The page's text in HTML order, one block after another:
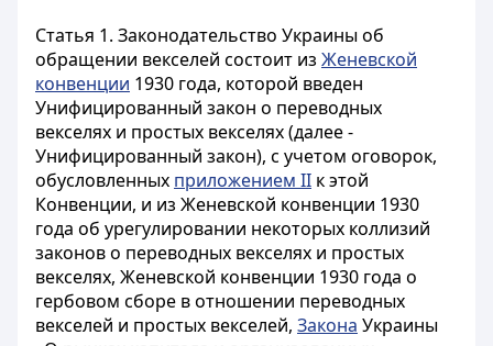
Статья 1. Законодательство Украины об
обращении векселей состоит из Женевской
конвенции 1930 года, которой введен
Унифицированный закон о переводных
векселях и простых векселях (далее -
Унифицированный закон), с учетом оговорок,
обусловленных приложением II к этой
Конвенции, и из Женевской конвенции 1930
года об урегулировании некоторых коллизий
законов о переводных векселях и простых
векселях, Женевской конвенции 1930 года о
гербовом сборе в отношении переводных
векселей и простых векселей, Закона Украины